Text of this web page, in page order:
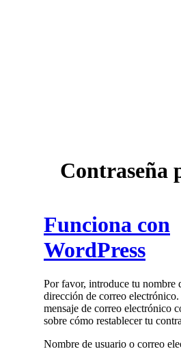
Contraseña
Funciona con
WordPress
Por favor, introduce tu nombre
dirección de correo
mensaje de correo electrónico
sobre cómo restablecer tu
Nombre de usuario o correo